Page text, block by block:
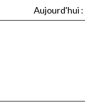
Aujourd'hui :